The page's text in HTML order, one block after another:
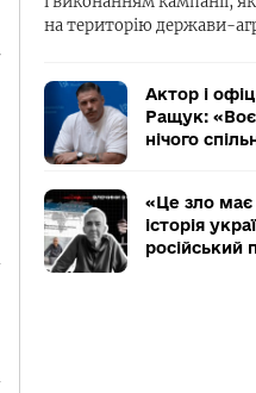
на територію держави-
Актор і
Ращук:
нічого
«Це зло
історія
російський